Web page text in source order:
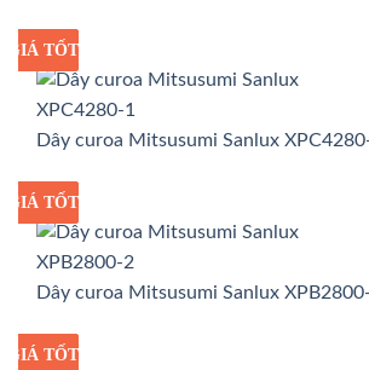
GIÁ SỈ
GIÁ TỐT
Dây curoa Mitsusumi Sanlux
GIÁ SỈ
GIÁ TỐT
Dây curoa Mitsusumi Sanlux
GIÁ SỈ
GIÁ TỐT